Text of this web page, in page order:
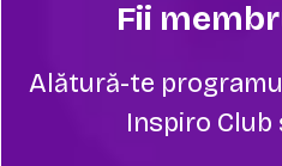
Fii
Alătură-te
Inspiro Club